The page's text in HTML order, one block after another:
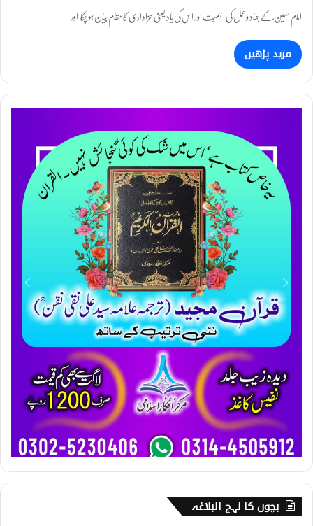
امام حسین ؑ کے جہاد وعمل کی اہمیت اور اس کی یاد یعنی عزاداری کا مقام بیان ہو چکا اور…
مزید پڑھیں
بچوں کا نہج البلاغہ